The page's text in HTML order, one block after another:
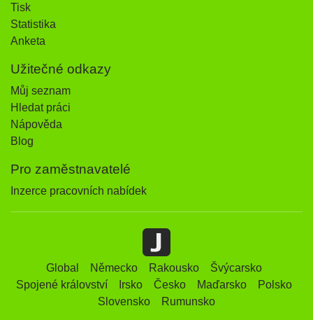
Tisk
Statistika
Anketa
Užitečné odkazy
Můj seznam
Hledat práci
Nápověda
Blog
Pro zaměstnavatelé
Inzerce pracovních nabídek
Global Německo Rakousko
Švýcarsko
Spojené království
Irsko Česko Maďarsko
Polsko
Slovensko
Rumunsko